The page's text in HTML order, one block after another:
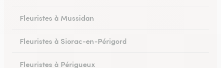
Fleuristes à Mussidan
Fleuristes à Siorac-en-Périgord
Fleuristes à Périgueux